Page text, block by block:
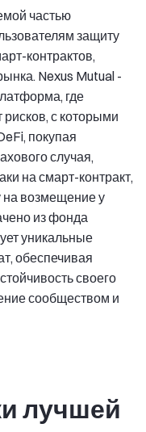
частью
защиту
контрактов,
Nexus Mutual -
где
рисков, с которыми
покупая
случая,
на смарт-контракт,
на возмещение у
из фонда
уникальные
обеспечивая
своего
сообществом и
лучшей